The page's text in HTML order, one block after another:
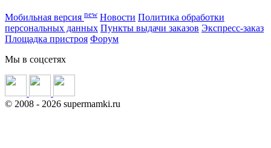
Мобильная версия new Новости Политика обработки
персональных данных Пункты выдачи заказов Экспресс-заказ
Площадка пристроя Форум
Мы в соцсетях
© 2008 - 2026 supermamki.ru